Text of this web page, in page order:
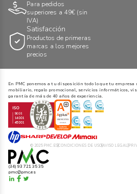
Para pedidos
superiores a 49€ (sin
IVA)
Satisfacción
Productos de primeras
marcas a los mejores
precios
En PMC ponemos a tu disposición todo lo que tu
mobiliario, regalo promocional, servicios informáticos,
garantía de más de 40 años de experiencia.
© 2025 PMC.ESCONDICIONES DE USO AVISO LEGAL
(34) 93 721 35 35
pmc@pmc.es